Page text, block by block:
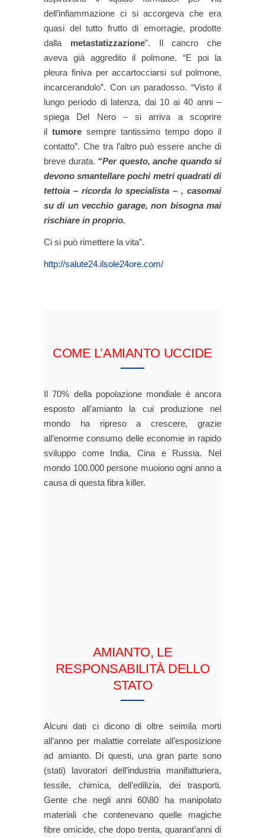
dell’infiammazione ci si accorgeva che era
quasi del tutto frutto di emorragie, prodotte
dalla metastatizzazione”. Il cancro che
aveva già aggredito il polmone. “E poi la
pleura finiva per accartocciarsi sul polmone,
incarcerandolo”. Con un paradosso. “Visto il
lungo periodo di latenza, dai 10 ai 40 anni –
spiega Del Nero – si arriva a scoprire
il tumore sempre tantissimo tempo dopo il
contatto”. Che tra l’altro può essere anche di
breve durata. “Per questo, anche quando si
devono smantellare pochi metri quadrati di
tettoia – ricorda lo specialista – , casomai
su di un vecchio garage, non bisogna mai
rischiare in proprio.
Ci si può rimettere la vita”.
http://salute24.ilsole24ore.com/
COME L’AMIANTO UCCIDE
Il 70% della popolazione mondiale è ancora
esposto all’amianto la cui produzione nel
mondo ha ripreso a crescere, grazie
all’enorme consumo delle economie in rapido
sviluppo come India, Cina e Russia. Nel
mondo 100.000 persone muoiono ogni anno a
causa di questa fibra killer.
AMIANTO, LE
RESPONSABILITÀ DELLO
STATO
Alcuni dati ci dicono di oltre seimila morti
all’anno per malattie correlate all’esposizione
ad amianto. Di questi, una gran parte sono
(stati) lavoratori dell’industria manifatturiera,
tessile, chimica, dell’edilizia, dei trasporti.
Gente che negli anni 60\80 ha manipolato
materiali che contenevano quelle magiche
fibre omicide, che dopo trenta, quarant’anni di